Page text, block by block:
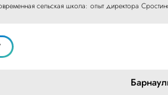
сельская школа: опыт директора